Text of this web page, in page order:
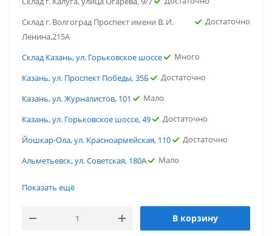
Склад г. Волгоград Проспект имени В. И.
Ленина,215А
Достаточно
Склад Казань, ул. Горьковское шоссе
Много
Казань, ул. Проспект Победы, 35Б
Достаточно
Казань, ул. Журналистов, 101
Мало
Казань, ул. Горьковское шоссе, 49
Достаточно
Йошкар-Ола, ул. Красноармейская, 110
Достаточно
Альметьевск, ул. Советская, 180А
Мало
г. Тюмень, ул. Газовиков
Показать ещё
В корзину